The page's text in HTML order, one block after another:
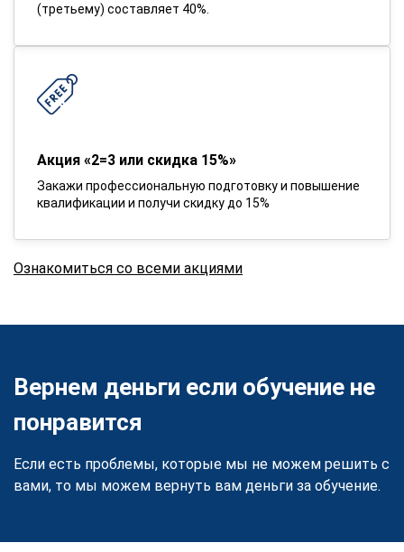
(третьему) составляет 40%.
Акция «2=3 или скидка 15%»
Закажи профессиональную подготовку и повышение
квалификации и получи скидку до 15%
Ознакомиться со всеми акциями
Вернем деньги если обучение не
понравится
Если есть проблемы, которые мы не можем решить с
вами, то мы можем вернуть вам деньги за обучение.